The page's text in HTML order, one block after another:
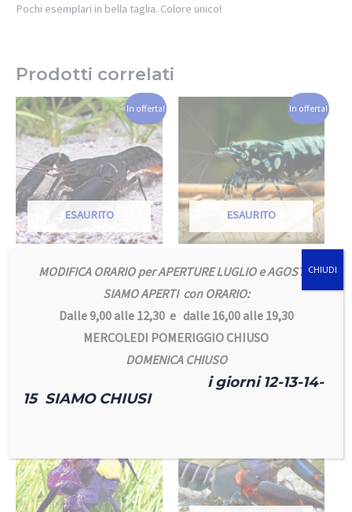
Pochi esemplari in bella taglia. Colore unico!
Prodotti correlati
In offerta!
ESAURITO
Cherax holthuisi
Black Scorpion xxl
€80,00€
Leggi tutto
In offerta!
ESAURITO
Caridina Black
Galaxie Fishbone
25,00€ 18,00€
Leggi tutto
MODIFICA ORARIO per APERTURE LUGLIO e AGOSTO
SIAMO APERTI con ORARIO:
Dalle 9,00 alle 12,30 e dalle 16,00 alle 19,30
MERCOLEDI POMERIGGIO CHIUSO
DOMENICA CHIUSO
i giorni 12-13-14-
15 SIAMO CHIUSI
CHIUDI